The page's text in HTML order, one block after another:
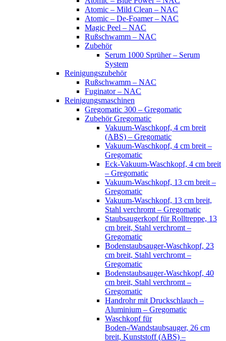
Atomic – Mild Clean – NAC
Atomic – De-Foamer – NAC
Magic Peel – NAC
Rußschwamm – NAC
Zubehör
Serum 1000 Sprüher – Serum
System
Reinigungszubehör
Rußschwamm – NAC
Fuginator – NAC
Reinigungsmaschinen
Gregomatic 300 – Gregomatic
Zubehör Gregomatic
Vakuum-Waschkopf, 4 cm breit
(ABS) – Gregomatic
Vakuum-Waschkopf, 4 cm breit –
Gregomatic
Eck-Vakuum-Waschkopf, 4 cm breit
– Gregomatic
Vakuum-Waschkopf, 13 cm breit –
Gregomatic
Vakuum-Waschkopf, 13 cm breit,
Stahl verchromt – Gregomatic
Staubsaugerkopf für Rolltreppe, 13
cm breit, Stahl verchromt –
Gregomatic
Bodenstaubsauger-Waschkopf, 23
cm breit, Stahl verchromt –
Gregomatic
Bodenstaubsauger-Waschkopf, 40
cm breit, Stahl verchromt –
Gregomatic
Handrohr mit Druckschlauch –
Aluminium – Gregomatic
Waschkopf für
Boden-/Wandstaubsauger, 26 cm
breit, Kunststoff (ABS) –